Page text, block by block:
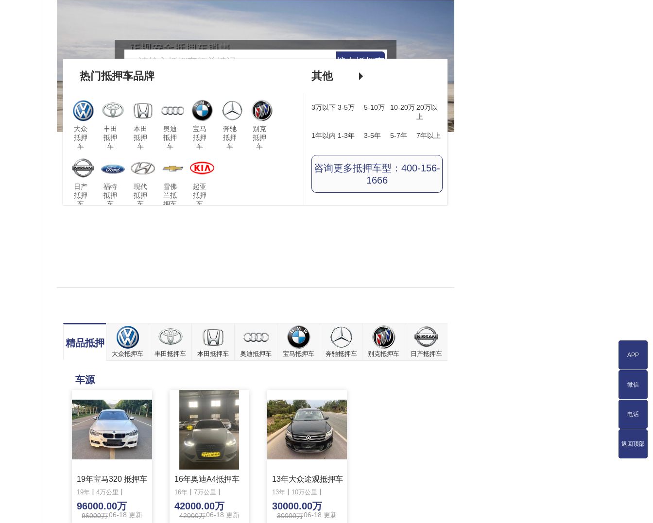
搜索抵押车
热门抵押车品牌
大众
抵押
车
丰田
抵押
车
本田
抵押
车
奥迪
抵押
车
宝马
抵押
车
奔驰
抵押
车
别克
抵押
车
日产
抵押
车
福特
抵押
车
现代
抵押
车
雪佛
兰抵
押车
起亚
抵押
车
其他
3万以下 3-5万 5-10万 10-20万 20万以
上
1年以内 1-3年 3-5年 5-7年 7年以上
咨询更多抵押车型：400-156-
1666
精品抵押
车源
大众抵押车 丰田抵押车 本田抵押车 奥迪抵押车 宝马抵押车 奔驰抵押车 别克抵押车 日产抵押车
19年宝马320 抵押车
19年 丨4万公里
96000.00万
96000万06-18 更新
16年奥迪A4抵押车
16年丨 7万公里
42000.00万
42000万06-18 更新
13年大众途观抵押车
13年丨 10万公里
30000.00万
30000万06-18 更新
APP
微信
电话
返回顶部
APP
微信
电话
返回顶部